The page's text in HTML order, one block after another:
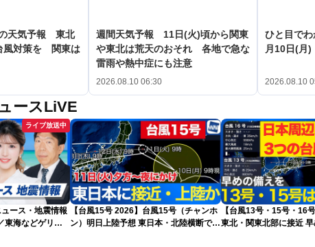
天気予報 東北
風対策を 関東は
週間天気予報 11日(火)頃から関東
や東北は荒天のおそれ 各地で急な
雷雨や熱中症にも注意
2026.08.10 06:30
ひと目で
月10日(月)
2026.08.10
ースLiVE
ライブ放送中
ュース・地震情報
東海などゲリラ
【台風15号 2026】台風15号（チャンホ
ン）明日上陸予想 東日本・北陸横断で大
【台風13号・15号・16
東北・関東北部に接近